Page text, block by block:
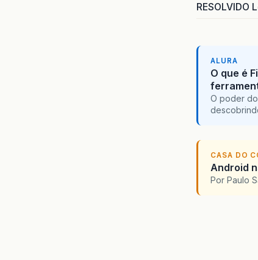
RESOLVIDO
ALURA
O que é
O poder
CASA DO
Android
Por Paulo